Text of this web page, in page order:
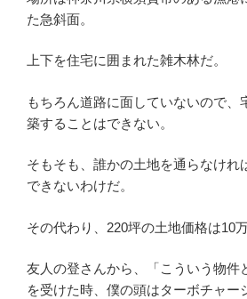
た急斜面。
上下を住宅に囲まれた雑木林だ。
もちろん道路に面していないので、
築することはできない。
そもそも、誰かの土地を通らなけれ
できないわけだ。
その代わり、220坪の土地価格は10万
友人の登さんから、「こういう物件
を受けた時、僕の頭はターボチャー